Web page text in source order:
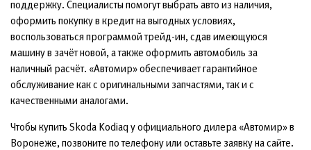
поддержку. Специалисты помогут выбрать авто из наличия,
оформить покупку в кредит на выгодных условиях,
воспользоваться программой трейд-ин, сдав имеющуюся
машину в зачёт новой, а также оформить автомобиль за
наличный расчёт. «Автомир» обеспечивает гарантийное
обслуживание как с оригинальными запчастями, так и с
качественными аналогами.
Чтобы купить Skoda Kodiaq у официального дилера «Автомир» в
Воронеже, позвоните по телефону или оставьте заявку на сайте.